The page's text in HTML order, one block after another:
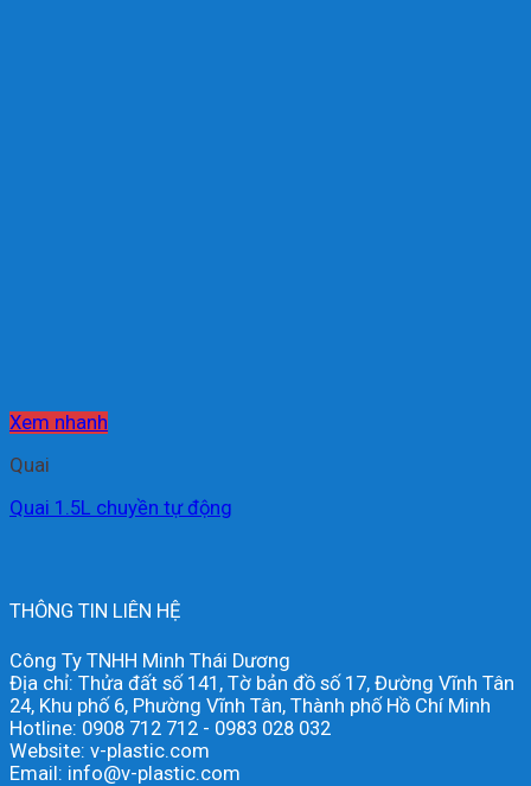
Xem nhanh
Quai
Quai 1.5L chuyền tự động
THÔNG TIN LIÊN HỆ
Công Ty TNHH Minh Thái Dương
Địa chỉ: Thửa đất số 141, Tờ bản đồ số 17, Đường Vĩnh Tân
24, Khu phố 6, Phường Vĩnh Tân, Thành phố Hồ Chí Minh
Hotline: 0908 712 712 - 0983 028 032
Website: v-plastic.com
Email: info@v-plastic.com